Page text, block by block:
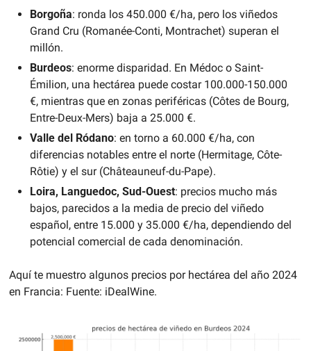
Borgoña: ronda los 450.000 €/ha, pero los viñedos
Grand Cru (Romanée-Conti, Montrachet) superan el
millón.
Burdeos: enorme disparidad. En Médoc o Saint-
Émilion, una hectárea puede costar 100.000-150.000
€, mientras que en zonas periféricas (Côtes de Bourg,
Entre-Deux-Mers) baja a 25.000 €.
Valle del Ródano: en torno a 60.000 €/ha, con
diferencias notables entre el norte (Hermitage, Côte-
Rôtie) y el sur (Châteauneuf-du-Pape).
Loira, Languedoc, Sud-Ouest: precios mucho más
bajos, parecidos a la media de precio del viñedo
español, entre 15.000 y 35.000 €/ha, dependiendo del
potencial comercial de cada denominación.
Aquí te muestro algunos precios por hectárea del año 2024
en Francia: Fuente: iDealWine.